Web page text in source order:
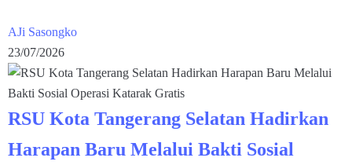
AJi Sasongko
23/07/2026
RSU Kota Tangerang Selatan Hadirkan
Harapan Baru Melalui Bakti Sosial